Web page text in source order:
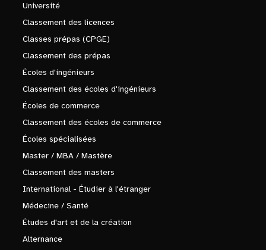
Université
Classement des licences
Classes prépas (CPGE)
Classement des prépas
Écoles d'ingénieurs
Classement des écoles d'ingénieurs
Écoles de commerce
Classement des écoles de commerce
Écoles spécialisées
Master / MBA / Mastère
Classement des masters
International - Étudier à l'étranger
Médecine / Santé
Études d'art et de la création
Alternance